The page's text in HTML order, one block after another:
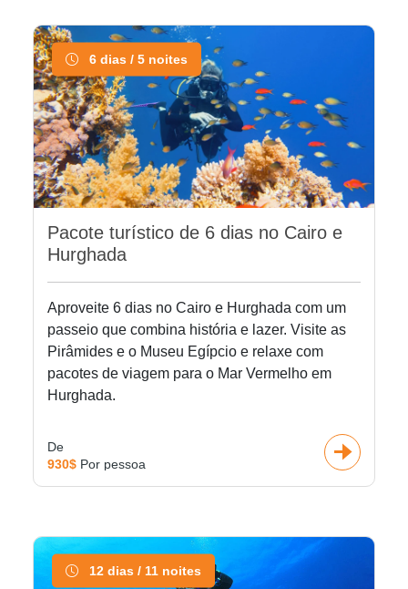
6 dias / 5 noites
Pacote turístico de 6 dias no Cairo e
Hurghada
Aproveite 6 dias no Cairo e Hurghada com um
passeio que combina história e lazer. Visite as
Pirâmides e o Museu Egípcio e relaxe com
pacotes de viagem para o Mar Vermelho em
Hurghada.
De
930$ Por pessoa
12 dias / 11 noites